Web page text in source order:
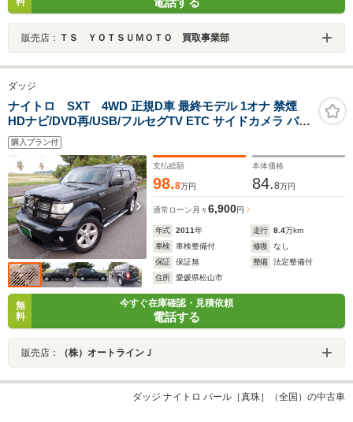
販売店： ＴＳ ＹＯＴＳＵＭＯＴＯ 買取事業部
ダッジ
ナイトロ SXT 4WD 正規D車 最終モデル 1オナ 禁煙
HDナビ/DVD再/USB/フルセグTV ETC サイドカメラ バッ
クソナー パワーシート 本革ステア 純正17AW クロームサ
イドステップ ルーフレール クルコン オートエアコン フ
ォグ キーレス
購入プラン付
支払総額
98.8万円
本体価格
84.8万円
通常ローン 月々6,900円
年式 2011年 走行 8.4万km
車検
車検整備付 修復
なし
保証
保証無 整備
法定整備付
住所
愛媛県松山市
無
料
今すぐ在庫確認・見積依頼
電話する
販売店： （株）オートラインＪ
ダッジ ナイトロ パール［真珠］（全国）の中古車